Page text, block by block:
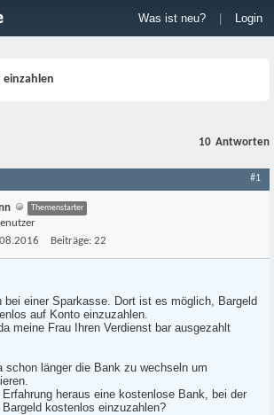
Was ist neu? Login
einzahlen
10 Antworten
#1
Themenstarter
Beiträge: 22
bei einer Sparkasse. Dort ist es möglich, Bargeld
auf Konto einzuzahlen.
meine Frau Ihren Verdienst bar ausgezahlt
schon länger die Bank zu wechseln um
heraus eine kostenlose Bank, bei der
kostenlos einzuzahlen?